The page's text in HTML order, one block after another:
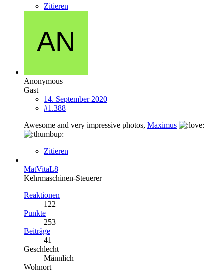
Zitieren
Anonymous
Gast
14. September 2020
#1.388
Awesome and very impressive photos, Maximus
Zitieren
MatVitaL8
Kehrmaschinen-Steuerer
Reaktionen
122
Punkte
253
Beiträge
41
Geschlecht
Männlich
Wohnort